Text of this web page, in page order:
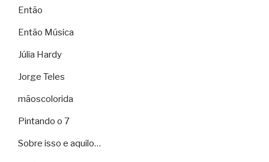
Então
Então Música
Júlia Hardy
Jorge Teles
mãoscolorida
Pintando o 7
Sobre isso e aquilo…